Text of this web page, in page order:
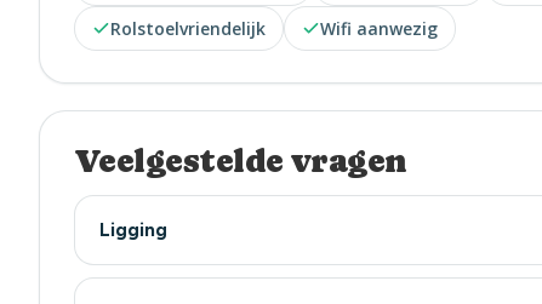
Rolstoelvriendelijk
Wifi aanwezig
Veelgestelde vragen
Ligging